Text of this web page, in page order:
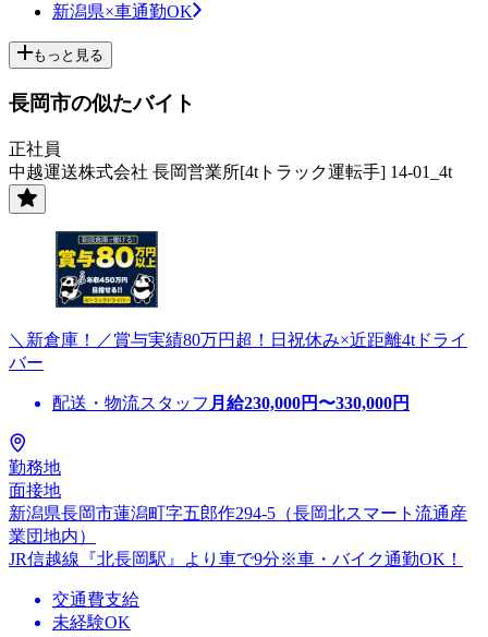
新潟県×車通勤OK
もっと見る
長岡市の似たバイト
正社員
中越運送株式会社 長岡営業所[4tトラック運転手] 14-01_4t
＼新倉庫！／賞与実績80万円超！日祝休み×近距離4tドライ
バー
配送・物流スタッフ 月給230,000円〜330,000円
勤務地
面接地
新潟県長岡市蓮潟町字五郎作294-5（長岡北スマート流通産
業団地内）
JR信越線『北長岡駅』より車で9分※車・バイク通勤OK！
交通費支給
未経験OK